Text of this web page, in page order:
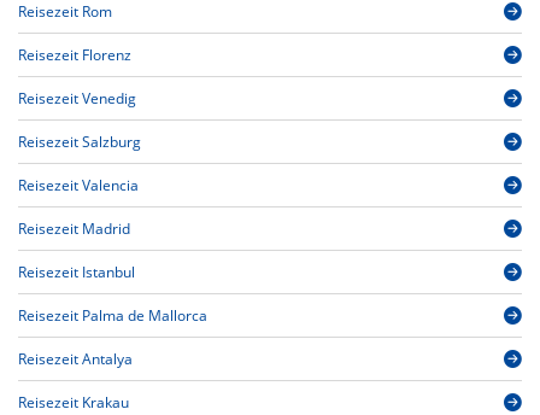
Reisezeit Rom
Reisezeit Florenz
Reisezeit Venedig
Reisezeit Salzburg
Reisezeit Valencia
Reisezeit Madrid
Reisezeit Istanbul
Reisezeit Palma de Mallorca
Reisezeit Antalya
Reisezeit Krakau